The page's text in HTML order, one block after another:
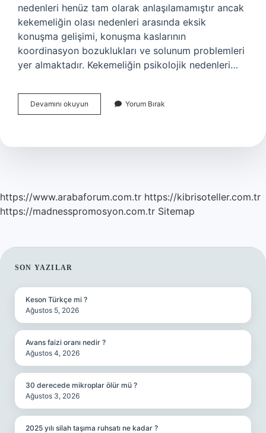
nedenleri henüz tam olarak anlaşılamamıştır ancak
kekemeliğin olası nedenleri arasında eksik
konuşma gelişimi, konuşma kaslarının
koordinasyon bozuklukları ve solunum problemleri
yer almaktadır. Kekemeliğin psikolojik nedenleri…
Devamını okuyun Sonradan
Oluşan
Olur
Yorum Bırak
https://www.arabaforum.com.tr https://kibrisoteller.com.tr
https://madnesspromosyon.com.tr Sitemap
SIDEBAR
SON YAZILAR
Keson Türkçe mi ?
Ağustos 5, 2026
Avans faizi oranı nedir ?
Ağustos 4, 2026
30 derecede mikroplar ölür mü ?
Ağustos 3, 2026
2025 yılı silah taşıma ruhsatı ne kadar ?